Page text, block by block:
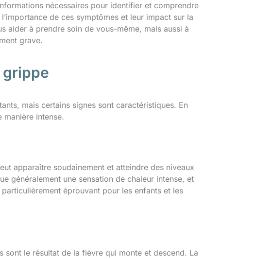
nécessaires pour identifier et comprendre
de ces symptômes et leur impact sur la
aider à prendre soin de vous-même, mais aussi à
grave.
grippe
mais certains signes sont caractéristiques. En
manière intense.
apparaître soudainement et atteindre des niveaux
généralement une sensation de chaleur intense, et
éprouvant pour les enfants et les
sont le résultat de la fièvre qui monte et descend. La